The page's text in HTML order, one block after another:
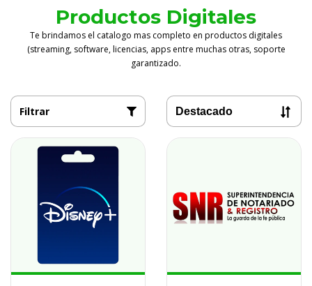
Productos Digitales
Te brindamos el catalogo mas completo en productos digitales
(streaming, software, licencias, apps entre muchas otras, soporte
garantizado.
Filtrar